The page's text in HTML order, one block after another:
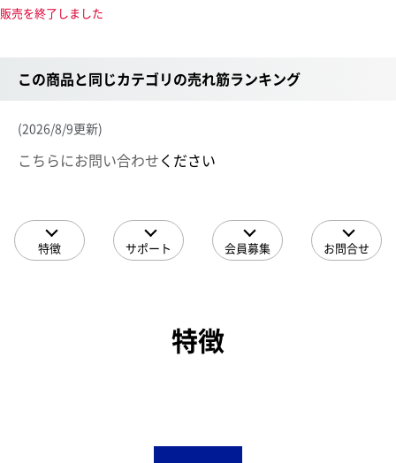
販売を終了しました
この商品と同じカテゴリの売れ筋ランキング
(2026/8/9更新)
こちらにお問い合わせください
特徴 サポート 会員募集 お問合せ
特徴